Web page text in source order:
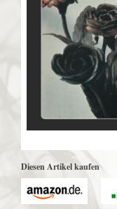
Diesen Artikel kaufen